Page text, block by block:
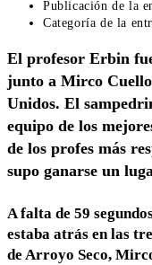
Publicación de la
Categoría de la
El profesor Erbin
junto a Mirco Cuello
Unidos. El
equipo de los
de los profes más
supo ganarse un
A falta de 59
estaba atrás en las
de Arroyo Seco,